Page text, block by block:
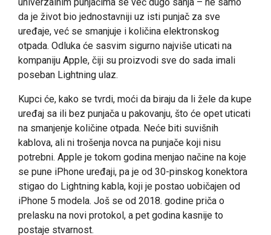
da je život bio jednostavniji uz isti punjač za sve
uređaje, već se smanjuje i količina elektronskog
otpada. Odluka će sasvim sigurno najviše uticati na
kompaniju Apple, čiji su proizvodi sve do sada imali
poseban Lightning ulaz.
Kupci će, kako se tvrdi, moći da biraju da li žele da kupe
uređaj sa ili bez punjača u pakovanju, što će opet uticati
na smanjenje količine otpada. Neće biti suvišnih
kablova, ali ni trošenja novca na punjače koji nisu
potrebni. Apple je tokom godina menjao načine na koje
se pune iPhone uređaji, pa je od 30-pinskog konektora
stigao do Lightning kabla, koji je postao uobičajen od
iPhone 5 modela. Još se od 2018. godine priča o
prelasku na novi protokol, a pet godina kasnije to
postaje stvarnost.